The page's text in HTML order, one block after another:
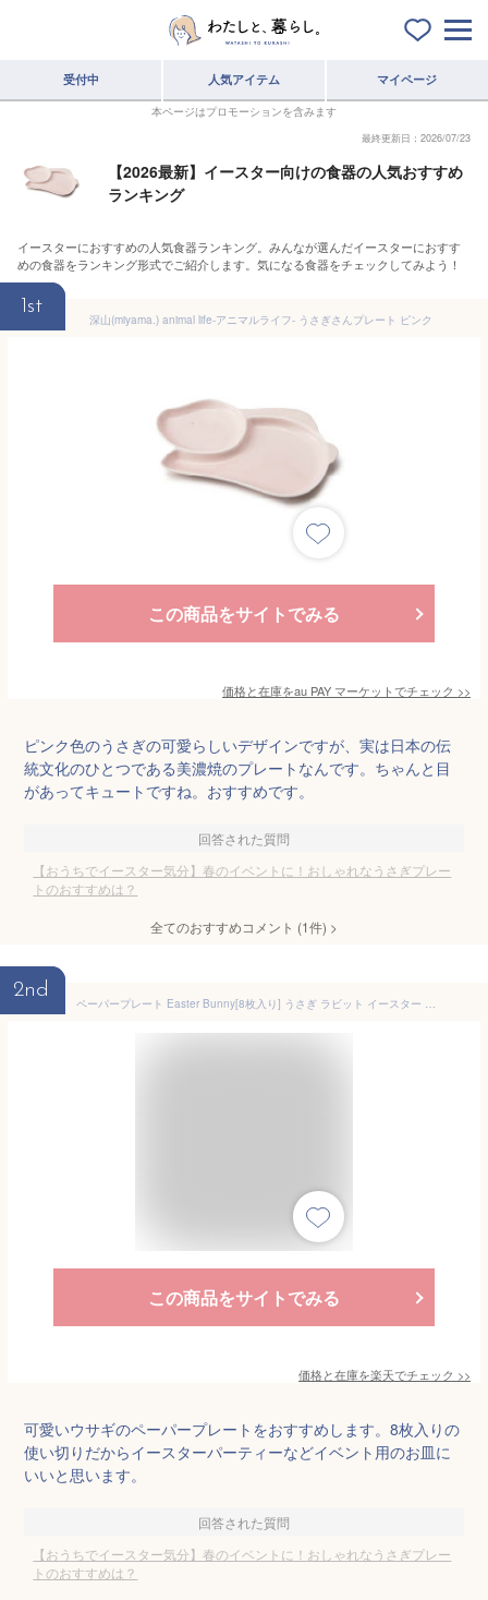
受付中 人気アイテム マイページ
本ページはプロモーションを含みます
最終更新日：2026/07/23
【2026最新】イースター向けの食器の人気おすすめ
ランキング
イースターにおすすめの人気食器ランキング。みんなが選んだイースターにおすす
めの食器をランキング形式でご紹介します。気になる食器をチェックしてみよう！
1st
深山(miyama.) animal life-アニマルライフ- うさぎさんプレート ピンク
この商品をサイトでみる
価格と在庫をau PAY マーケットでチェック >>
ピンク色のうさぎの可愛らしいデザインですが、実は日本の伝
統文化のひとつである美濃焼のプレートなんです。ちゃんと目
があってキュートですね。おすすめです。
回答された質問
【おうちでイースター気分】春のイベントに！おしゃれなうさぎプレー
トのおすすめは？
全てのおすすめコメント (1件) >
2nd
ペーパープレート Easter Bunny[8枚入り] うさぎ ラビット イースター 誕生日 バースデー パーティー 紙皿 誕生日会 ベビーシャワー 女の子 パーティー テーブルコーディネート 使い捨て 装飾 あす楽 [Ginger Ray]
この商品をサイトでみる
価格と在庫を楽天でチェック >>
可愛いウサギのペーパープレートをおすすめします。8枚入りの
使い切りだからイースターパーティーなどイベント用のお皿に
いいと思います。
回答された質問
【おうちでイースター気分】春のイベントに！おしゃれなうさぎプレー
トのおすすめは？